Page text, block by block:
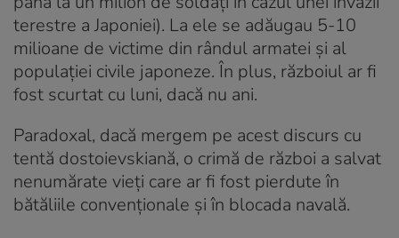
terestre a Japoniei). La ele se adăugau 5-10
milioane de victime din rândul armatei și al
populației civile japoneze. În plus, războiul ar fi
fost scurtat cu luni, dacă nu ani.
Paradoxal, dacă mergem pe acest discurs cu
tentă dostoievskiană, o crimă de război a salvat
nenumărate vieți care ar fi fost pierdute în
bătăliile convenționale și în blocada navală.